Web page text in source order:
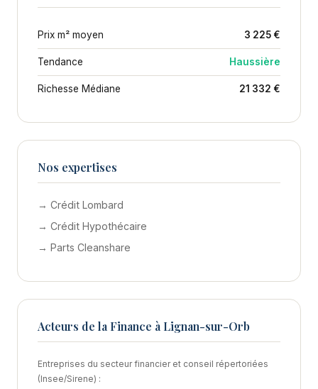
Prix m² moyen 3 225 €
Tendance Haussière
Richesse Médiane 21 332 €
Nos expertises
→ Crédit Lombard
→ Crédit Hypothécaire
→ Parts Cleanshare
Acteurs de la Finance à Lignan-sur-Orb
Entreprises du secteur financier et conseil répertoriées
(Insee/Sirene) :